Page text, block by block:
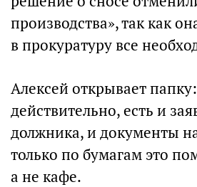
производства», так как
в прокуратуру все
Алексей открывает папку:
действительно, есть и
должника, и документы
только по бумагам это
а не кафе.